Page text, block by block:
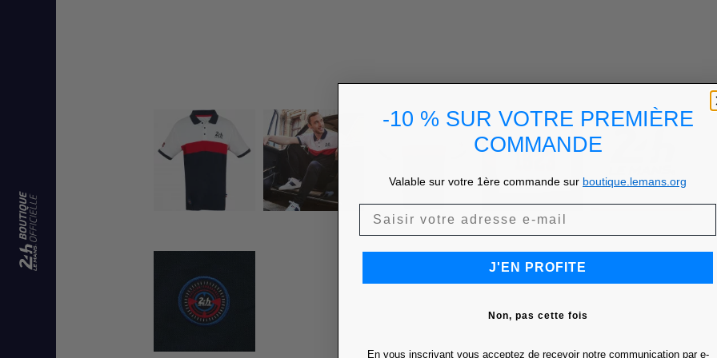
-10 % SUR VOTRE PREMIÈRE
COMMANDE
Valable sur votre 1ère commande sur boutique.lemans.org
J'EN PROFITE
Non, pas cette fois
En vous inscrivant vous acceptez de recevoir notre communication par e-